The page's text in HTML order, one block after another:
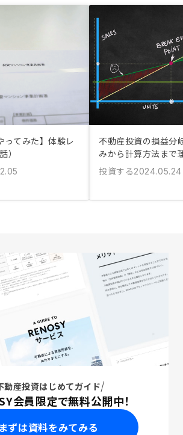
ってみた】体験レ
）
不動産投資の損益分
みから計算方法まで
投資する2024.05.24
動産投資はじめてガイド
会員限定で無料公開中！
まずは資料をみてみる